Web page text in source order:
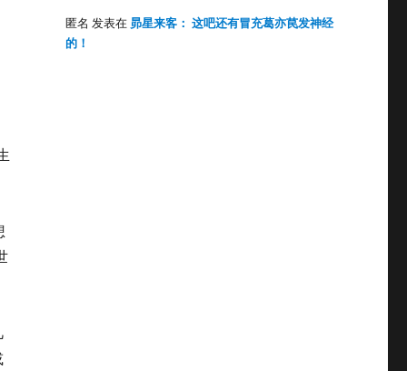
匿名 发表在 昴星来客： 这吧还有冒充葛亦苠发神经
的！